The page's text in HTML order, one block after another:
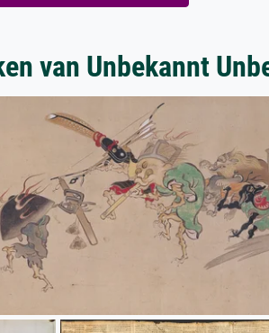
van Unbekannt